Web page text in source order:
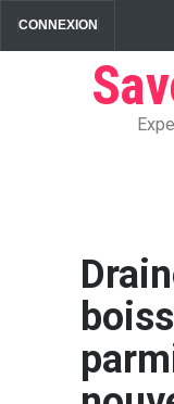
CONNEXION